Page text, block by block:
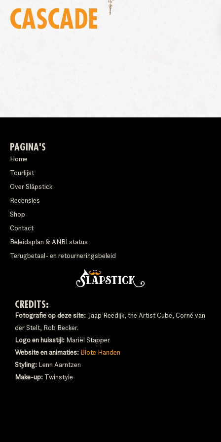
CASCADE
PAGINA'S
Home
Tourlijst
Over Släpstick
Recensies
Shop
Contact
Beleidsplan & ANBI status
Terugbetaal- en retourneringsbeleid
CREDITS:
Fotografie op deze site: Jaap Reedijk, the Artist Cube, Corné van
der Stelt, Rob Becker.
Logo en huisstijl: Mariël Stapper
Website en animaties: Blote Handen
Styling: Lenn Aarntzen
Make-up: Twinstyle